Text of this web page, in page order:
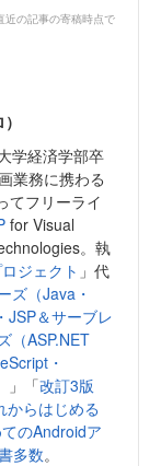
近の記事の寄稿時点で
学経済学部卒
業務に携わる
てフリーライ
for Visual
。執
ジェクト 」代
ズ（Java・
JSP＆サーブレ
（ASP.NET
・
」「改訂3版
からはじめる
のAndroidア
多数。